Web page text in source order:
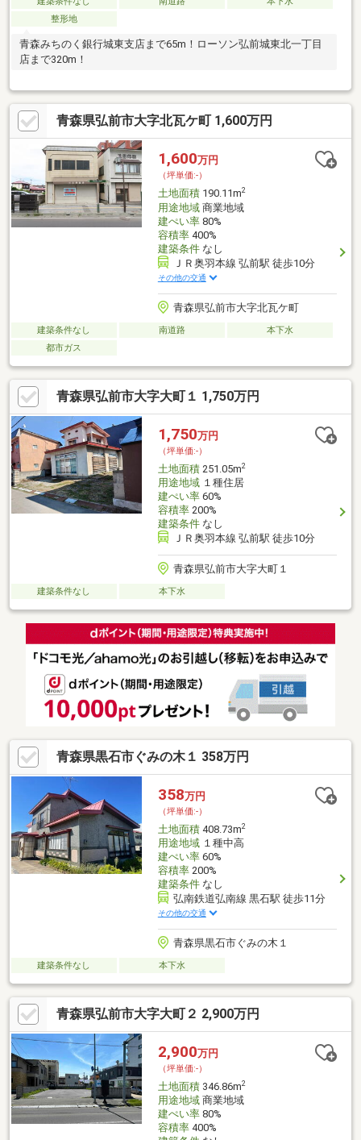
整形地
青森みちのく銀行城東支店まで65m！ローソン弘前城東北一丁目
店まで320m！
青森県弘前市大字北瓦ケ町 1,600万円
1,600万円
（坪単価:-）
土地面積190.11m2
用途地域商業地域
建ぺい率80%
容積率400%
建築条件なし
ＪＲ奥羽本線 弘前駅 徒歩10分
その他の交通
青森県弘前市大字北瓦ケ町
建築条件なし 南道路
本下水
都市ガス
青森県弘前市大字大町１ 1,750万円
1,750万円
（坪単価:-）
土地面積251.05m2
用途地域１種住居
建ぺい率60%
容積率200%
建築条件なし
ＪＲ奥羽本線 弘前駅 徒歩10分
青森県弘前市大字大町１
建築条件なし 本下水
青森県黒石市ぐみの木１ 358万円
358万円
（坪単価:-）
土地面積408.73m2
用途地域１種中高
建ぺい率60%
容積率200%
建築条件なし
弘南鉄道弘南線 黒石駅 徒歩11分
その他の交通
青森県黒石市ぐみの木１
建築条件なし 本下水
青森県弘前市大字大町２ 2,900万円
2,900万円
（坪単価:-）
土地面積346.86m2
用途地域商業地域
建ぺい率80%
容積率400%